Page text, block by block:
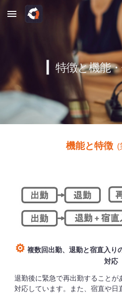
Skip to main content
特徴と機能
機能と特徴 (
⚙ 複数回出勤、退勤と宿直入り
対応
退勤後に緊急で再出勤することが
対応しています。また、宿直や日